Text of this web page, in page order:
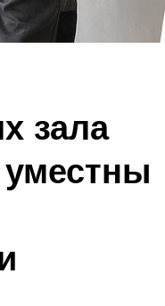
зала